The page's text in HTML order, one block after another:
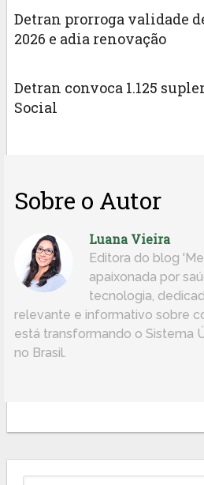
Detran prorroga validade
2026 e adia renovação
Detran convoca 1.125
Social
Sobre o Autor
Luana Vieira
Editora do blog
apaixonada por
tecnologia,
relevante e informativo sobre
está transformando o Sistema
no Brasil.